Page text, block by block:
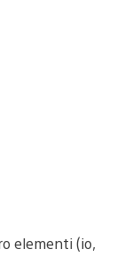
elementi (io,